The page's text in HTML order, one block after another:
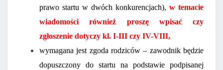
prawo startu w dwóch konkurencjach), w temacie
wiadomości również proszę wpisać czy
zgłoszenie dotyczy kl. I-III czy IV-VIII,
wymagana jest zgoda rodziców – zawodnik będzie
dopuszczony do startu na podstawie podpisanej